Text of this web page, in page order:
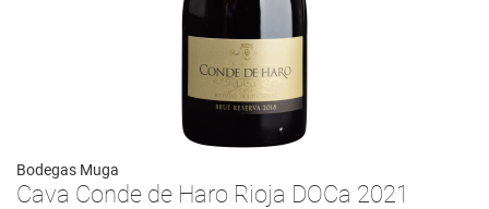
Bodegas Muga
Cava Conde de Haro Rioja DOCa 2021